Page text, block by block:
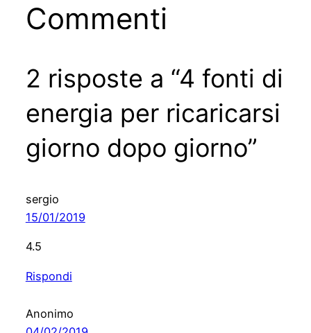
Commenti
2 risposte a “4 fonti di
energia per ricaricarsi
giorno dopo giorno”
sergio
15/01/2019
4.5
Rispondi
Anonimo